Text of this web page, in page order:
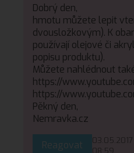
Dobrý den,
hmotu můžete lepit
dvousložkovým). K
používají olejové či
popisu produktu).
Můžete nahlédnout
https://
https://
Pěkný den,
Nemravka.cz
Reagovat
03.05.2017
08:59